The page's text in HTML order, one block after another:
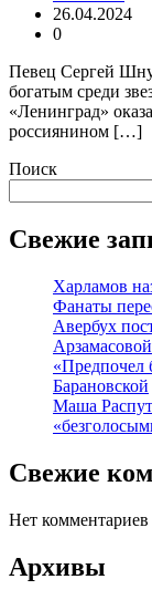
26.04.2024
0
Певец Сергей
богатым среди
«Ленинград»
россиянином […]
Поиск
Свежие
Харламов
Фанаты
Авербух
Арзамасовой
«Предпочел
Барановской
Маша
Свежие
Нет комментариев
Архивы